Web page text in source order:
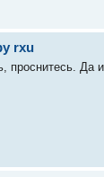
rxu
проснитесь. Да